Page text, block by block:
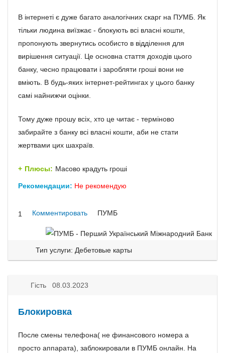
В інтернеті є дуже багато аналогічних скарг на ПУМБ. Як
тільки людина виїзжає - блокують всі власні кошти,
пропонують звернутись особисто в відділення для
вирішення ситуації. Це основна стаття доходів цього
банку, чесно працювати і заробляти гроші вони не
вміють. В будь-яких інтернет-рейтингах у цього банку
самі найнижчи оцінки.
Тому дуже прошу всіх, хто це читає - терміново
забирайте з банку всі власні кошти, аби не стати
жертвами цих шахраїв.
Плюсы: Масово крадуть гроші
Рекомендации: Не рекомендую
1 Комментировать ПУМБ
Тип услуги: Дебетовые карты
Гість 08.03.2023
Блокировка
После смены телефона( не финансового номера а
просто аппарата), заблокировали в ПУМБ онлайн. На